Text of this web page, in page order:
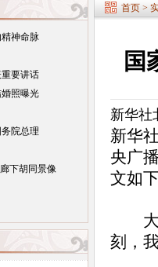
神命脉
要讲话
照曝光
院总理
下胡同景像
首页>
国
新华社
新华
央广
文如
大家
刻，